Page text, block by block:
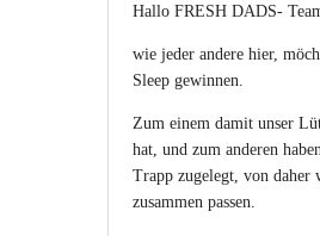
Hallo FRESH DADS-
wie jeder andere hier,
Sleep gewinnen.
Zum einem damit unser
hat, und zum anderen
Trapp zugelegt, von daher
zusammen passen.